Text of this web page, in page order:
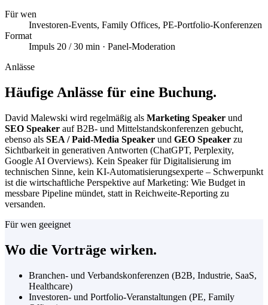
Für wen
Investoren-Events, Family Offices, PE-Portfolio-Konferenzen
Format
Impuls 20 / 30 min · Panel-Moderation
Anlässe
Häufige Anlässe für eine Buchung.
David Malewski wird regelmäßig als Marketing Speaker und
SEO Speaker auf B2B- und Mittelstandskonferenzen gebucht,
ebenso als SEA / Paid-Media Speaker und GEO Speaker zu
Sichtbarkeit in generativen Antworten (ChatGPT, Perplexity,
Google AI Overviews). Kein Speaker für Digitalisierung im
technischen Sinne, kein KI-Automatisierungsexperte – Schwerpunkt
ist die wirtschaftliche Perspektive auf Marketing: Wie Budget in
messbare Pipeline mündet, statt in Reichweite-Reporting zu
versanden.
Für wen geeignet
Wo die Vorträge wirken.
Branchen- und Verbandskonferenzen (B2B, Industrie, SaaS,
Healthcare)
Investoren- und Portfolio-Veranstaltungen (PE, Family